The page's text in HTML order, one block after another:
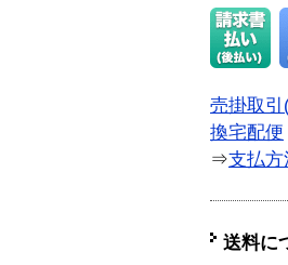
売掛取
換宅配便
⇒支払
送料に